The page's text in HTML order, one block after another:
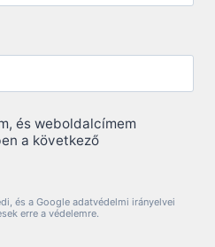
és weboldalcímem
a következő
és a Google adatvédelmi irányelvei
erre a védelemre.